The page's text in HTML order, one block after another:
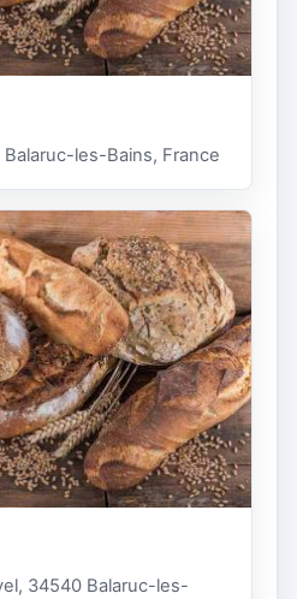
les-Bains, France
34540 Balaruc-les-